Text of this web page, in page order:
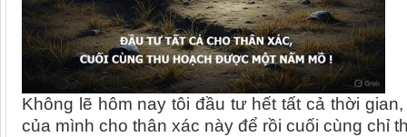
Không lẽ hôm nay tôi đầu tư hết tất cả thời
của mình cho thân xác này để rồi cuối cùng chỉ